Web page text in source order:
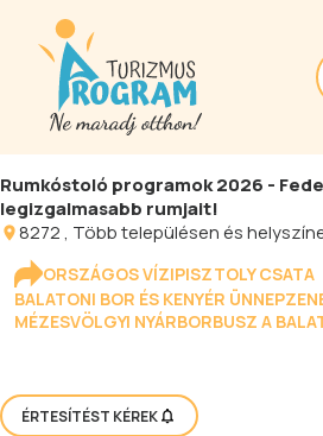
Rumkóstoló programok 2026 -
legizgalmasabb rumjait!
8272, Több településen és
ORSZÁGOS VÍZIPISZTOLY CSATA
BALATONI BOR ÉS KENYÉR ÜNNEP
MÉZESVÖLGYI NYÁRBORBUSZ A
ÉRTESÍTÉST KÉREK